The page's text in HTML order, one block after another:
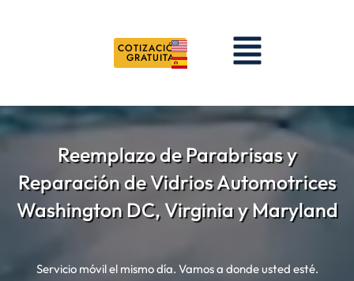
Menú
COTIZACIÓN
GRATUITA
Reemplazo de Parabrisas y
Reparación de Vidrios Automotrices
Washington DC, Virginia y Maryland
Servicio móvil el mismo día. Vamos a donde usted esté.